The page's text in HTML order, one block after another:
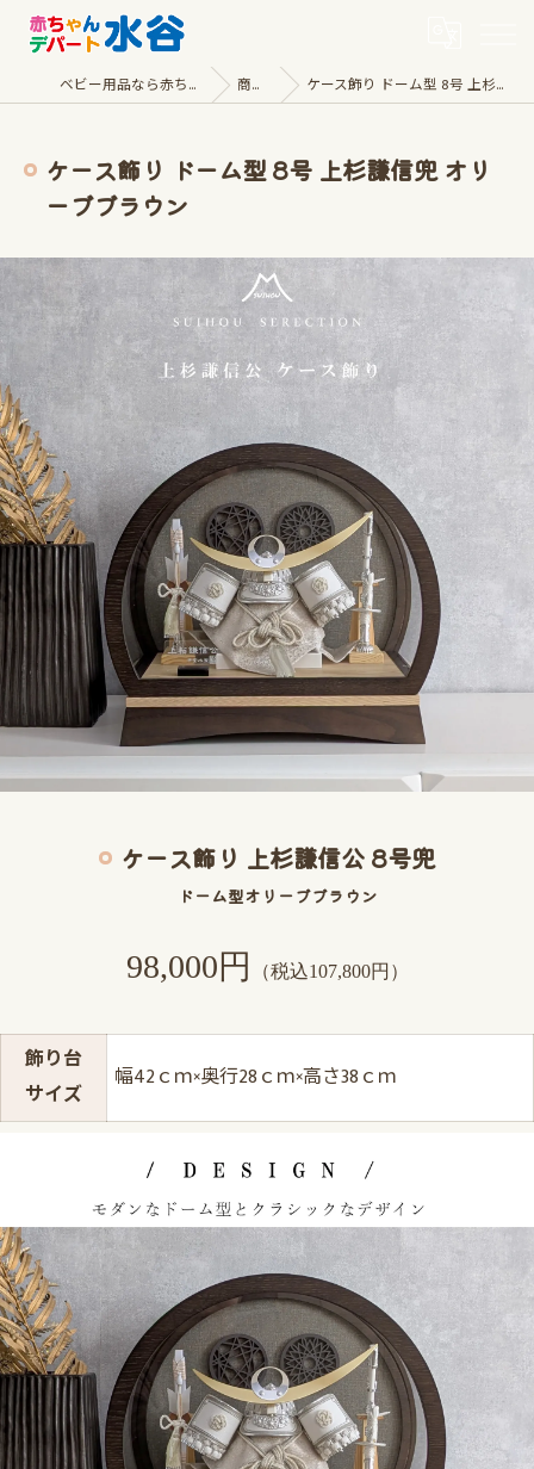
ベビー用品なら赤ちゃんデパート水谷 商品一覧 ケース飾り ドーム型 8号 上杉謙信兜 オリーブブラウン
ケース飾り ドーム型 8号 上杉謙信兜 オリ
ーブブラウン
ケース飾り 上杉謙信公 8号兜
ドーム型オリーブブラウン
98,000円 （税込107,800円）
飾り台
サイズ
幅42ｃｍ×奥行28ｃｍ×高さ38ｃｍ